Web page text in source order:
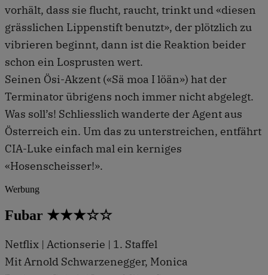
vorhält, dass sie flucht, raucht, trinkt und «diesen
grässlichen Lippenstift benutzt», der plötzlich zu
vibrieren beginnt, dann ist die Reaktion beider
schon ein Losprusten wert.
Seinen Ösi-Akzent («Sä moa I löän») hat der
Terminator übrigens noch immer nicht abgelegt.
Was soll’s! Schliesslich wanderte der Agent aus
Österreich ein. Um das zu unterstreichen, entfährt
CIA-Luke einfach mal ein kerniges
«Hosenscheisser!».
Werbung
Fubar ★★★☆☆
Netflix | Actionserie | 1. Staffel
Mit Arnold Schwarzenegger, Monica